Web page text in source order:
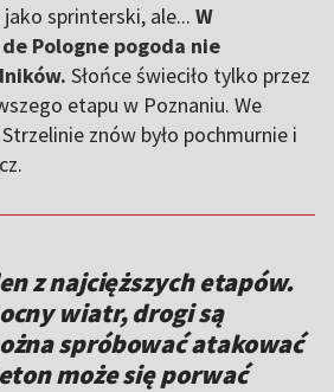
sprinterski, ale... W
Pologne pogoda nie
Słońce świeciło tylko przez
etapu w Poznaniu. We
znów było pochmurnie i
z najcięższych etapów.
wiatr, drogi są
spróbować atakować
może się porwać